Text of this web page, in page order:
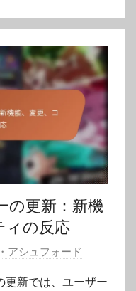
の更新：新機
ィの反応
アシュフォード
更新では、ユーザー